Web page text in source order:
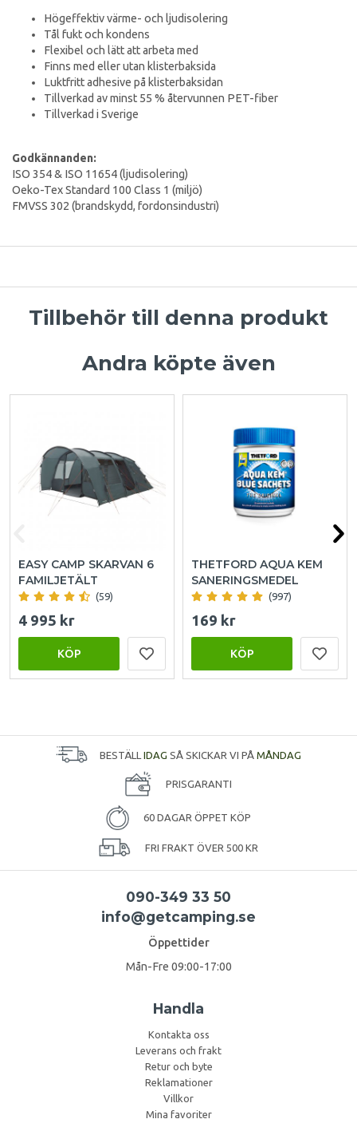
Högeffektiv värme- och ljudisolering
Tål fukt och kondens
Flexibel och lätt att arbeta med
Finns med eller utan klisterbaksida
Luktfritt adhesive på klisterbaksidan
Tillverkad av minst 55 % återvunnen PET-fiber
Tillverkad i Sverige
Godkännanden:
ISO 354 & ISO 11654 (ljudisolering)
Oeko-Tex Standard 100 Class 1 (miljö)
FMVSS 302 (brandskydd, fordonsindustri)
Tillbehör till denna produkt
Andra köpte även
EASY CAMP SKARVAN 6
FAMILJETÄLT
(59)
4 995 kr
KÖP
THETFORD AQUA KEM
SANERINGSMEDEL
(997)
169 kr
KÖP
BESTÄLL IDAG SÅ SKICKAR VI PÅ MÅNDAG
PRISGARANTI
60 DAGAR ÖPPET KÖP
FRI FRAKT ÖVER 500 KR
090-349 33 50
info@getcamping.se
Öppettider
Mån-Fre 09:00-17:00
Handla
Kontakta oss
Leverans och frakt
Retur och byte
Reklamationer
Villkor
Mina favoriter